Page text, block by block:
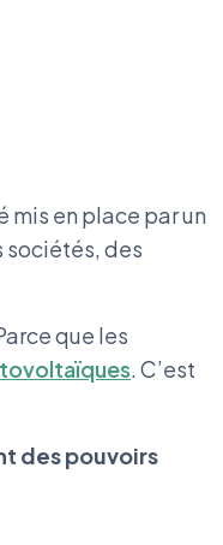
mis en place par un
sociétés, des
que les
. C’est
des pouvoirs